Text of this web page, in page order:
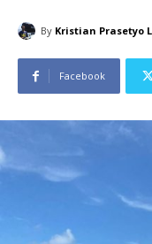
By Kristian Prasetyo
Facebook